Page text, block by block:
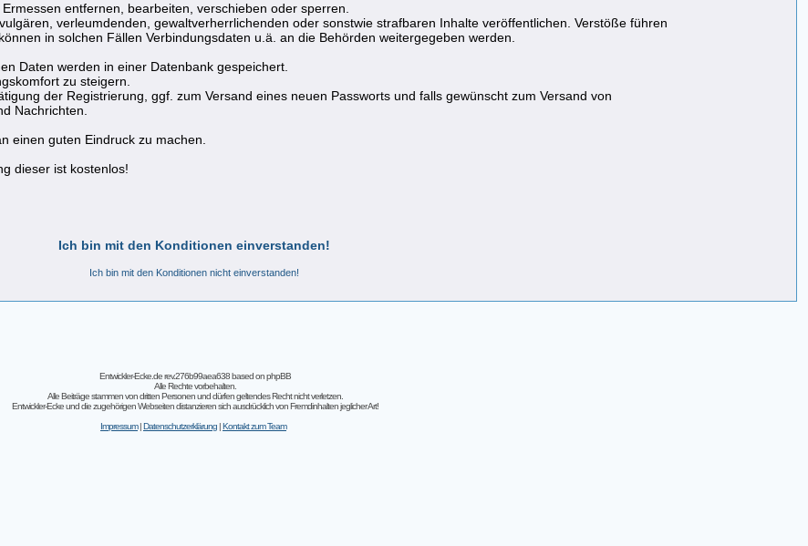
entfernen, bearbeiten, verschieben oder sperren.
verleumdenden, gewaltverherrlichenden oder sonstwie strafbaren Inhalte veröffentlichen. Verstöße führen
in solchen Fällen Verbindungsdaten u.ä. an die Behörden weitergegeben werden.
Daten werden in einer Datenbank gespeichert.
zu steigern.
der Registrierung, ggf. zum Versand eines neuen Passworts und falls gewünscht zum Versand von
Nachrichten.
einen guten Eindruck zu machen.
dieser ist kostenlos!
Ich bin mit den Konditionen einverstanden!
Ich bin mit den Konditionen nicht einverstanden!
Entwickler-Ecke.de rev.276b99aea638based onphpBB
Alle Rechte vorbehalten.
Alle Beiträge stammen von dritten Personen und dürfen geltendes Recht nicht verletzen.
Entwickler-Ecke und die zugehörigen Webseiten distanzieren sich ausdrücklich von Fremdinhalten jeglicher Art!
Impressum|Datenschutzerklärung |Kontakt zum Team